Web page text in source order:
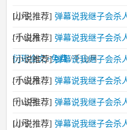
山月
[小说推荐] 弹幕说我继子会杀
/千山月
[小说推荐] 弹幕说我继子会杀
衍珩全文+免费/千山月
[小说推荐] 弹幕说我继子会杀
/千山月
[小说推荐] 弹幕说我继子会杀
千山月
[小说推荐] 弹幕说我继子会杀
山月
[小说推荐] 弹幕说我继子会杀